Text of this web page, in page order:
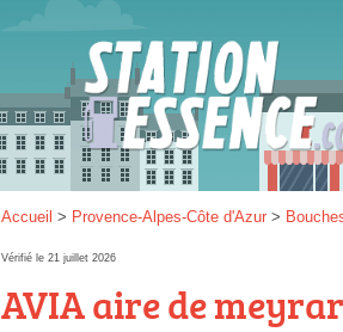
Accueil > Provence-Alpes-Côte d'Azur >
Vérifié le 21 juillet 2026
AVIA aire de
SP
SP